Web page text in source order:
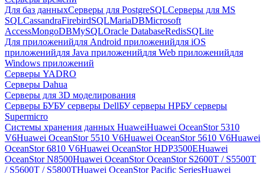
Для баз данныхСерверы для PostgreSQLСерверы для MS
SQLCassandraFirebirdSQLMariaDBMicrosoft
AccessMongoDBMySQLOracle DatabaseRedisSQLite
Для приложенийдля Android приложенийдля iOS
приложенийдля Java приложенийдля Web приложенийдля
Windows приложений
Серверы YADRO
Серверы Dahua
Серверы для 3D моделирования
Серверы БУБУ серверы DellБУ серверы HPБУ серверы
Supermicro
Системы хранения данных HuaweiHuawei OceanStor 5310
V6Huawei OceanStor 5510 V6Huawei OceanStor 5610 V6Huawei
OceanStor 6810 V6Huawei OceanStor HDP3500EHuawei
OceanStor N8500Huawei OceanStor OceanStor S2600T / S5500T
/ S5600T / S5800THuawei OceanStor Pacific SeriesHuawei